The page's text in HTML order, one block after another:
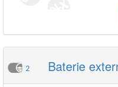
2 Baterie